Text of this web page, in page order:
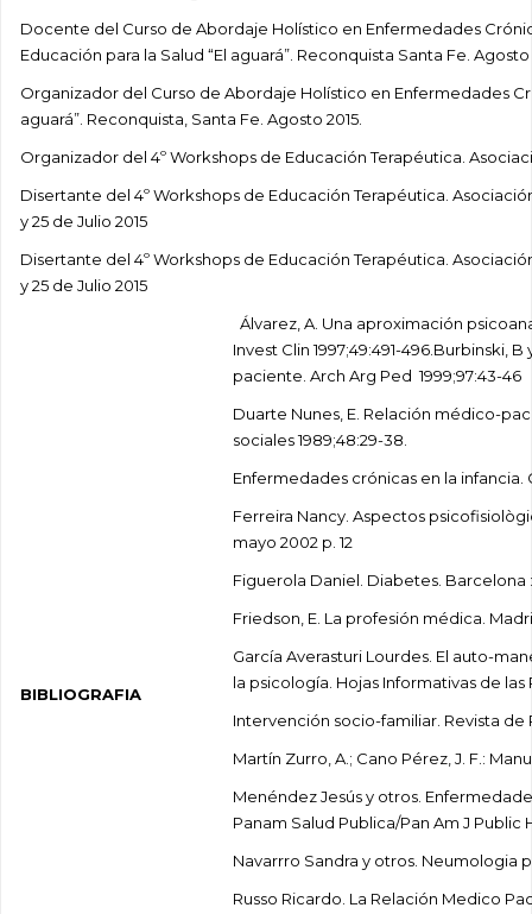
Docente del Curso de Abordaje Holístico en Enfermedades
Educación para la Salud “El aguará”. Reconquista Santa Fe. Agosto
Organizador del Curso de Abordaje Holístico en Enfermedades
aguará”. Reconquista, Santa Fe. Agosto 2015.
Organizador del 4º Workshops de Educación Terapéutica.
Disertante del 4º Workshops de Educación Terapéutica.
y 25 de Julio 2015
Disertante del 4º Workshops de Educación Terapéutica.
y 25 de Julio 2015
BIBLIOGRAFIA
Álvarez, A. Una aproximación
Invest Clin 1997;49:491-496.Burbinski,
paciente. Arch Arg Ped 1999;97:43-46
Duarte Nunes, E. Relación médico-
sociales 1989;48:29-38.
Enfermedades crónicas en la infancia.
Ferreira Nancy. Aspectos
mayo 2002 p. 12
Figuerola Daniel. Diabetes. Barcelona
Friedson, E. La profesión médica.
García Averasturi Lourdes. El auto-
la psicología. Hojas Informativas de las
Intervención socio-familiar. Revista de
Martín Zurro, A.; Cano Pérez, J. F.:
Menéndez Jesús y otros.
Panam Salud Publica/Pan Am J Public
Navarrro Sandra y otros. Neumologia
Russo Ricardo. La Relación Medico